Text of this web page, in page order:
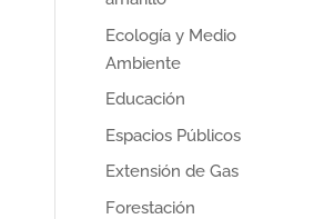
Ecología y Medio
Ambiente
Educación
Espacios Públicos
Extensión de Gas
Forestación